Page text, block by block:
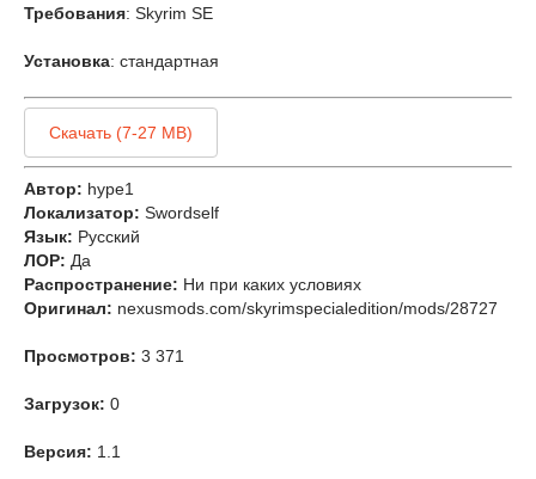
Требования: Skyrim SE
Установка: стандартная
Скачать (7-27 MB)
Автор: hype1
Локализатор: Swordself
Язык: Русский
ЛОР: Да
Распространение: Ни при каких условиях
Оригинал: nexusmods.com/skyrimspecialedition/mods/28727
Просмотров: 3 371
Загрузок: 0
Версия: 1.1